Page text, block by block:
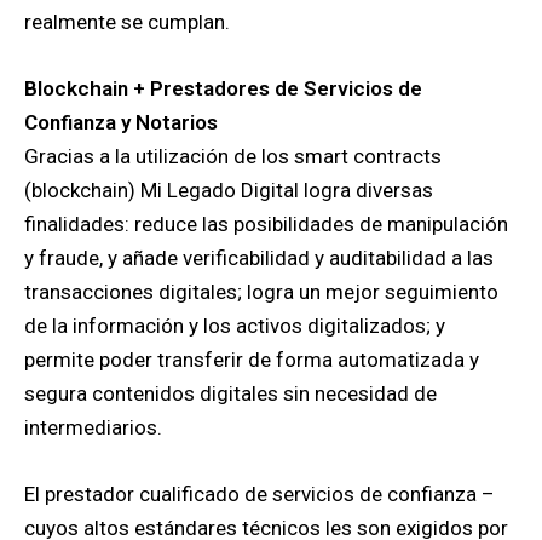
realmente se cumplan.
Blockchain + Prestadores de Servicios de
Confianza y Notarios
Gracias a la utilización de los smart contracts
(blockchain) Mi Legado Digital logra diversas
finalidades: reduce las posibilidades de manipulación
y fraude, y añade verificabilidad y auditabilidad a las
transacciones digitales; logra un mejor seguimiento
de la información y los activos digitalizados; y
permite poder transferir de forma automatizada y
segura contenidos digitales sin necesidad de
intermediarios.
El prestador cualificado de servicios de confianza –
cuyos altos estándares técnicos les son exigidos por